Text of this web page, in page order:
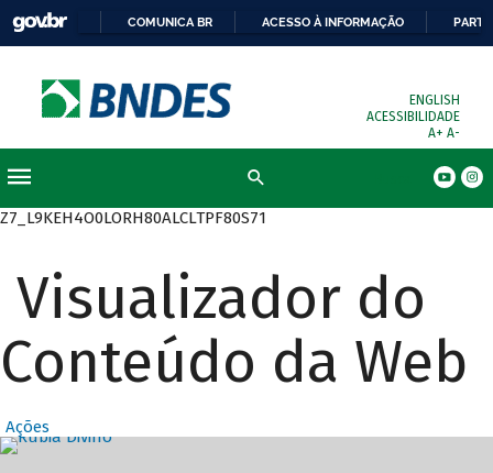
COMUNICA BR ACESSO À INFORMAÇÃO
ENGLISH
ACESSIBILIDADE
A+ A-
Z7_L9KEH4O0LORH80ALCLTPF80S71
Visualizador do
Conteúdo da Web
Ações